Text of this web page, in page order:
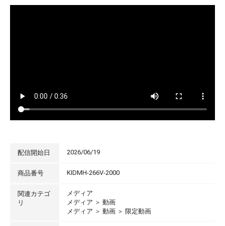
配信開始日 2026/06/19
商品番号 KIDMH-266V-2000
関連カテゴ
リ
メディア
メディア ＞ 動画
メディア ＞ 動画 ＞ 限定動画